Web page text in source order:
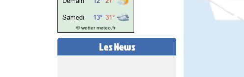
© wetter meteo.fr
Les News